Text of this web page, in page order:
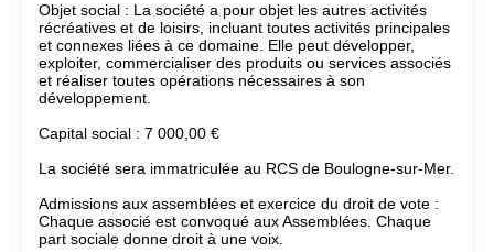
Objet social : La société a pour objet les autres activités
récréatives et de loisirs, incluant toutes activités principales
et connexes liées à ce domaine. Elle peut développer,
exploiter, commercialiser des produits ou services associés
et réaliser toutes opérations nécessaires à son
développement.
Capital social : 7 000,00 €
La société sera immatriculée au RCS de Boulogne-sur-Mer.
Admissions aux assemblées et exercice du droit de vote :
Chaque associé est convoqué aux Assemblées. Chaque
part sociale donne droit à une voix.